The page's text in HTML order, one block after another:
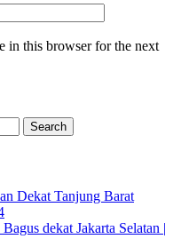
in this browser for the next
Dekat Tanjung Barat
dekat Jakarta Selatan |